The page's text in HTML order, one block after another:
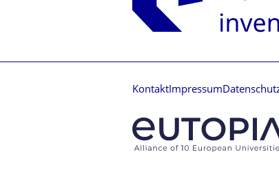
Kontakt Impressum